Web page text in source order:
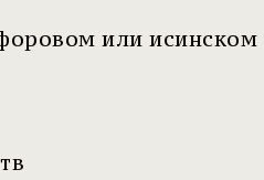
или